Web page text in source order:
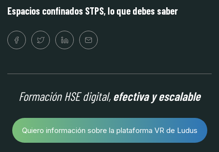
Espacios confinados STPS, lo que debes saber
Formación HSE digital,efectiva y escalable
Quiero información sobre la plataforma VR de Ludus